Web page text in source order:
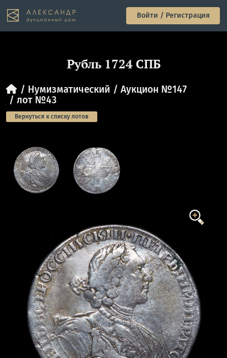
Войти / Регистрация
Рубль 1724 СПБ
Нумизматический
Аукцион №147
лот №43
Вернуться к списку лотов